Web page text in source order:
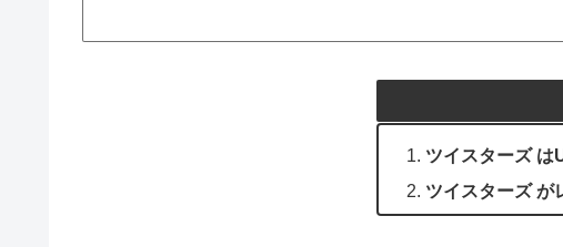
ツイスターズ は
ツイスターズ が